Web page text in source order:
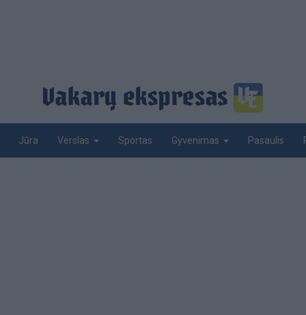
Jūra Verslas Sportas Gyvenimas Pasaulis